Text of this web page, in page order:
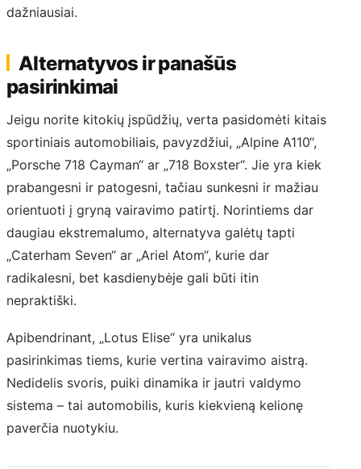
dažniausiai.
Alternatyvos ir panašūs
pasirinkimai
Jeigu norite kitokių įspūdžių, verta pasidomėti kitais
sportiniais automobiliais, pavyzdžiui, „Alpine A110“,
„Porsche 718 Cayman“ ar „718 Boxster“. Jie yra kiek
prabangesni ir patogesni, tačiau sunkesni ir mažiau
orientuoti į gryną vairavimo patirtį. Norintiems dar
daugiau ekstremalumo, alternatyva galėtų tapti
„Caterham Seven“ ar „Ariel Atom“, kurie dar
radikalesni, bet kasdienybėje gali būti itin
nepraktiški.
Apibendrinant, „Lotus Elise“ yra unikalus
pasirinkimas tiems, kurie vertina vairavimo aistrą.
Nedidelis svoris, puiki dinamika ir jautri valdymo
sistema – tai automobilis, kuris kiekvieną kelionę
paverčia nuotykiu.